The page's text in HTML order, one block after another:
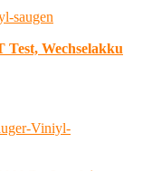
Wechselakku